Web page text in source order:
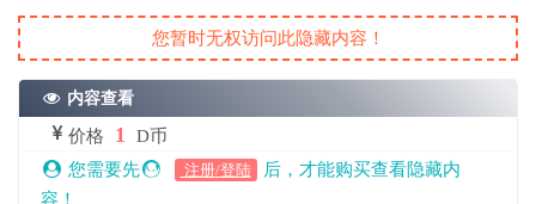
您暂时无权访问此隐藏内容！
内容查看
价格 1
D币
您需要先
注册/登陆
后，才能购买查看隐藏内
容！